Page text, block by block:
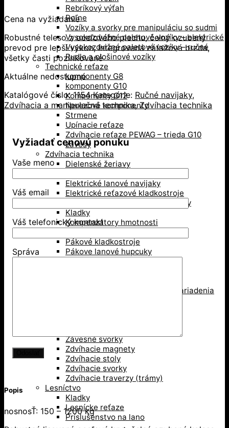
Rebríkový výťah
Roľne
Vozíky a svorky pre manipuláciu so sudmi
Vysokozdvižné paletové vozíky – elektrické
Vysokozdvižné paletové vozíky – ručné
Rudle a plošinové vozíky
Technické reťaze
komponenty G8
komponenty G10
Komponenty G12
Nerezové komponenty
Strmene
Upínacie reťaze
Zdvíhacie reťaze PEWAG – trieda G10
závesy
Zdvíhacia technika
Dielenské žeriavy
Elektrické lanové navijaky
Elektrické reťazové kladkostroje
Hrebeňové a hydraulické zdviháky
Kladky
Kompenzátory hmotnosti
Pákové kladkostroje
Pákove lanové hupcuky
Prísavky a Vakuové zdvíhacie zariadenia
Závesné svorky
Zdvíhacie magnety
Zdvíhacie stoly
Zdvíhacie svorky
Zdvíhacie traverzy (trámy)
Lesníctvo
Kladky
Lesnícke reťaze
Príslušenstvo na lano
Cena na vyžiadanie
Robustné teleso z oceľového plechu, čelný ozubený
prevod pre lepší výkon, integrovaná záťažová brzda,
všetky časti pozinkované
Aktuálne nedostupné
Katalógové číslo:1154 Kategórie: Ručné navijaky,
Zdvíhacia a manipulačná technika,Zdvíhacia technika
Vyžiadať cenovú ponuku
Vaše meno
Váš email
Váš telefonický kontakt
Správa
Popis
nosnosŤ: 150 – 1200 kg